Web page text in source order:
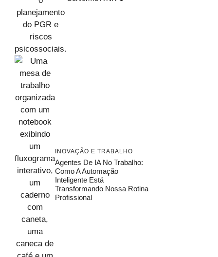
INOVAÇÃO E TRABALHO
Agentes De IA No Trabalho:
Como A Automação
Inteligente Está
Transformando Nossa Rotina
Profissional